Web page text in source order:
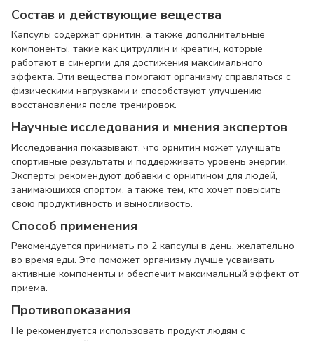
Состав и действующие вещества
Капсулы содержат орнитин, а также дополнительные
компоненты, такие как цитруллин и креатин, которые
работают в синергии для достижения максимального
эффекта. Эти вещества помогают организму справляться с
физическими нагрузками и способствуют улучшению
восстановления после тренировок.
Научные исследования и мнения экспертов
Исследования показывают, что орнитин может улучшать
спортивные результаты и поддерживать уровень энергии.
Эксперты рекомендуют добавки с орнитином для людей,
занимающихся спортом, а также тем, кто хочет повысить
свою продуктивность и выносливость.
Способ применения
Рекомендуется принимать по 2 капсулы в день, желательно
во время еды. Это поможет организму лучше усваивать
активные компоненты и обеспечит максимальный эффект от
приема.
Противопоказания
Не рекомендуется использовать продукт людям с